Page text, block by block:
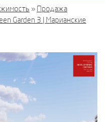
» Продажа
Garden 3 | Марианские